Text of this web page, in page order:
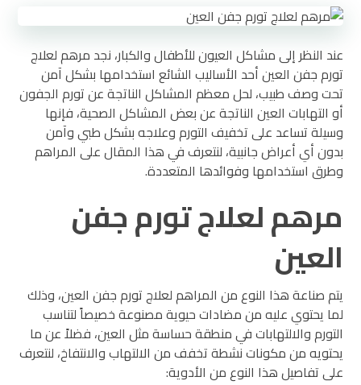
عند النظر إلى مشاكل العيون للأطفال والكبار، نجد مرهم لعلاج
تورم جفن العين أحد الأساليب الشائع استخدامها بشكل آمن
تحت وصف طبيب، لحل معظم المشاكل الناتجة عن تورم الجفون
أو التهابات العين الناتجة عن بعض المشاكل الصحية، فإنها
وسيلة تساعد على تخفيف التورم وعلاجه بشكل طبي وآمن
بدون أي أعراض جانبية، لنتعرف في هذا المقال على المراهم
وطرق استخدامها وفوائدها المتعددة.
مرهم لعلاج تورم جفن
العين
يتم صناعة هذا النوع من المراهم لعلاج تورم جفن العين، وذلك
لما يحتوي عليه من مضادات حيوية مصنوعة خصيصاً لتناسب
التورم والالتهابات في منطقة حساسة مثل العين، فضلاً عن ما
يحتويه من مكونات نشطة تخفف من الالتهاب والانتفاخ، لنتعرف
على تفاصيل هذا النوع من الأدوية: